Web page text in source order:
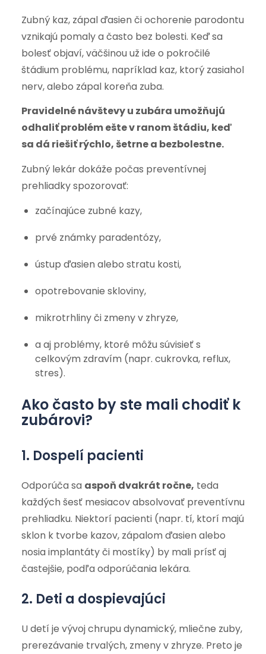
Zubný kaz, zápal ďasien či ochorenie parodontu
vznikajú pomaly a často bez bolesti. Keď sa
bolesť objaví, väčšinou už ide o pokročilé
štádium problému, napríklad kaz, ktorý zasiahol
nerv, alebo zápal koreňa zuba.
Pravidelné návštevy u zubára umožňujú
odhaliť problém ešte v ranom štádiu, keď
sa dá riešiť rýchlo, šetrne a bezbolestne.
Zubný lekár dokáže počas preventívnej
prehliadky spozorovať:
začínajúce zubné kazy,
prvé známky paradentózy,
ústup ďasien alebo stratu kosti,
opotrebovanie skloviny,
mikrotrhliny či zmeny v zhryze,
a aj problémy, ktoré môžu súvisieť s
celkovým zdravím (napr. cukrovka, reflux,
stres).
Ako často by ste mali chodiť k
zubárovi?
1. Dospelí pacienti
Odporúča sa aspoň dvakrát ročne, teda
každých šesť mesiacov absolvovať preventívnu
prehliadku. Niektorí pacienti (napr. tí, ktorí majú
sklon k tvorbe kazov, zápalom ďasien alebo
nosia implantáty či mostíky) by mali prísť aj
častejšie, podľa odporúčania lekára.
2. Deti a dospievajúci
U detí je vývoj chrupu dynamický, mliečne zuby,
prerezávanie trvalých, zmeny v zhryze. Preto je